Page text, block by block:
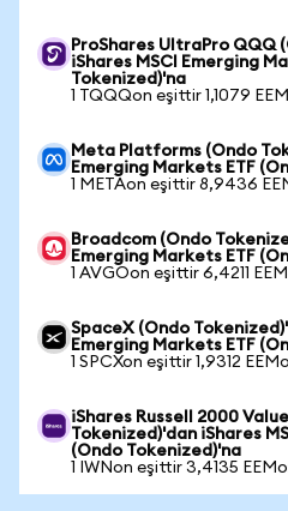
ProShares UltraPro QQQ
iShares MSCI Emerging
Tokenized)'na
1 TQQQon eşittir 1,1079
Meta Platforms (Ondo
Emerging Markets ETF
1 METAon eşittir 8,9436
Broadcom (Ondo
Emerging Markets ETF
1 AVGOon eşittir 6,4211
SpaceX (Ondo
Emerging Markets ETF
1 SPCXon eşittir 1,9312
iShares Russell 2000
Tokenized)'dan iShares
(Ondo Tokenized)'na
1 IWNon eşittir 3,4135